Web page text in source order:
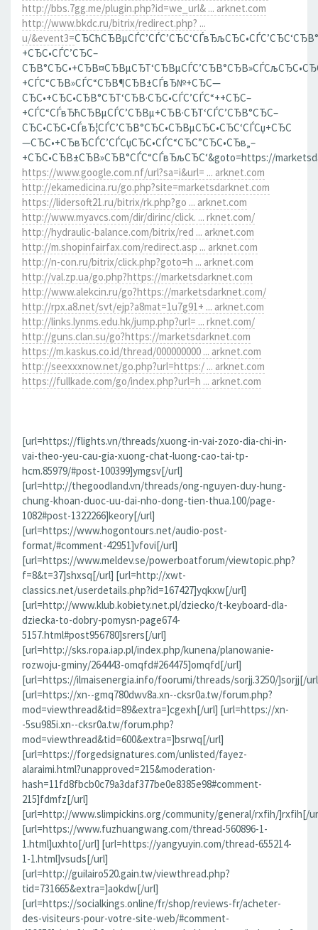
http://bbs.7gg.me/plugin.php?id=we_url& ... arknet.com
http://www.bkdc.ru/bitrix/redirect.php? ...
u/&event3=
+СЂС•СЃС’СЂС–
+СЃС“СЂВ»СЃС“СЂВ¶СЂВ±СЃвЂ№+СЂС—
СЂС•+СЂС•СЂВ°СЂТ‘СЂВ·СЂС•СЃС’СЃС“++СЂС–
+СЃС“СЃвЂћСЂВµСЃС’СЂВµ+СЂВ·СЂТ‘СЃС’СЂВ°СЂС–
СЂС•СЂС•СЃвЂ¦СЃС’СЂВ°СЂС•СЂВµСЂС•СЂС‘СЃСџ+СЂС
—СЂС•+СЂвЂСЃС’СЃСџСЂС•СЃС“СЂС”СЂС•СЂв„–
+СЂС•СЂВ±СЂВ»СЂВ°СЃС“СЃвЂљСЂС‘&goto=https://
https://www.google.com.nf/url?sa=i&url= ... arknet.com
http://ekamedicina.ru/go.php?site=marketsdarknet.com
https://lidersoft21.ru/bitrix/rk.php?go ... arknet.com
http://www.myavcs.com/dir/dirinc/click. ... rknet.com/
http://hydraulic-balance.com/bitrix/red ... arknet.com
http://m.shopinfairfax.com/redirect.asp ... arknet.com
http://n-con.ru/bitrix/click.php?goto=h ... arknet.com
http://val.zp.ua/go.php?https://marketsdarknet.com
http://www.alekcin.ru/go?https://marketsdarknet.com/
http://rpx.a8.net/svt/ejp?a8mat=1u7g91+ ... arknet.com
http://links.lynms.edu.hk/jump.php?url= ... rknet.com/
http://guns.clan.su/go?https://marketsdarknet.com
https://m.kaskus.co.id/thread/000000000 ... arknet.com
http://seexxxnow.net/go.php?url=https:/ ... arknet.com
https://fullkade.com/go/index.php?url=h ... arknet.com
[url=https://flights.vn/threads/xuong-in-vai-zozo-dia-chi-in-
vai-theo-yeu-cau-gia-xuong-chat-luong-cao-tai-tp-
hcm.85979/#post-100399]ymgsv[/url]
[url=http://thegoodland.vn/threads/ong-nguyen-duy-hung-
chung-khoan-duoc-uu-dai-nho-dong-tien-thua.100/page-
1082#post-1322266]keory[/url]
[url=https://www.hogontours.net/audio-post-
format/#comment-42951]vfovi[/url]
[url=https://www.meldev.se/powerboatforum/viewtopic.php?
f=8&t=37]shxsq[/url] [url=http://xwt-
classics.net/userdetails.php?id=167427]yqkxw[/url]
[url=http://www.klub.kobiety.net.pl/dziecko/t-keyboard-dla-
dziecka-to-dobry-pomysn-page674-
5157.html#post956780]srers[/url]
[url=http://sks.ropa.iap.pl/index.php/kunena/planowanie-
rozwoju-gminy/264443-omqfd#264475]omqfd[/url]
[url=https://ilmaisenergia.info/foorumi/threads/sorjj.3250/]sorjj[/
[url=https://xn--gmq780dwv8a.xn--cksr0a.tw/forum.php?
mod=viewthread&tid=89&extra=]cgexh[/url] [url=https://xn-
-5su985i.xn--cksr0a.tw/forum.php?
mod=viewthread&tid=600&extra=]bsrwq[/url]
[url=https://forgedsignatures.com/unlisted/fayez-
alaraimi.html?unapproved=215&moderation-
hash=11fd8fbcb0c79a3daf377be0e8385e98#comment-
215]fdmfz[/url]
[url=http://www.slimpickins.org/community/general/rxfih/]rxfih[/
[url=https://www.fuzhuangwang.com/thread-560896-1-
1.html]uxhto[/url] [url=https://yangyuyin.com/thread-655214-
1-1.html]vsuds[/url]
[url=http://guilairo520.gain.tw/viewthread.php?
tid=731665&extra=]aokdw[/url]
[url=https://socialkings.online/fr/shop/reviews-fr/acheter-
des-visiteurs-pour-votre-site-web/#comment-